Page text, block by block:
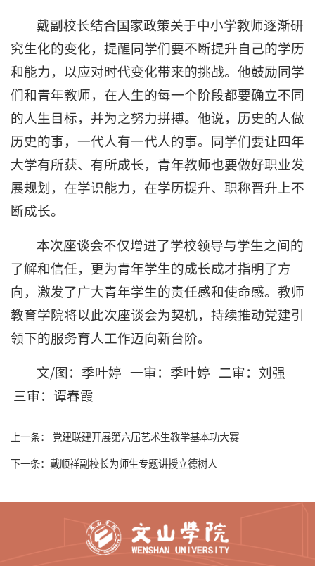
戴副校长结合国家政策关于中小学教师逐渐研
究生化的变化，提醒同学们要不断提升自己的学历
和能力，以应对时代变化带来的挑战。他鼓励同学
们和青年教师，在人生的每一个阶段都要确立不同
的人生目标，并为之努力拼搏。他说，历史的人做
历史的事，一代人有一代人的事。同学们要让四年
大学有所获、有所成长，青年教师也要做好职业发
展规划，在学识能力，在学历提升、职称晋升上不
断成长。
本次座谈会不仅增进了学校领导与学生之间的
了解和信任，更为青年学生的成长成才指明了方
向，激发了广大青年学生的责任感和使命感。教师
教育学院将以此次座谈会为契机，持续推动党建引
领下的服务育人工作迈向新台阶。
文/图：季叶婷 一审：季叶婷 二审：刘强
三审：谭春霞
上一条：
党建联建开展第六届艺术生教学基本功大赛
下一条： 戴顺祥副校长为师生专题讲授立德树人